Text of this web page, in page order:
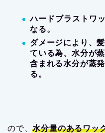
ハードブラストワ
なる。
ダメージにより、
ている為、水分が
含まれる水分が蒸
る。
ので、水分量のあるワッ